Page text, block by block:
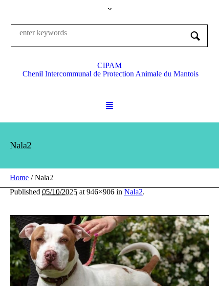
CIPAM
Chenil Intercommunal de Protection Animale du Mantois
Nala2
Home /Nala2
Published 05/10/2025 at 946×906 in Nala2.